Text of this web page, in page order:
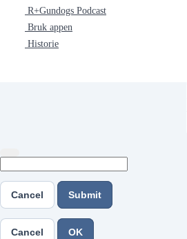
R+Gundogs Podcast
Bruk appen
Historie
Cancel Submit
Cancel OK